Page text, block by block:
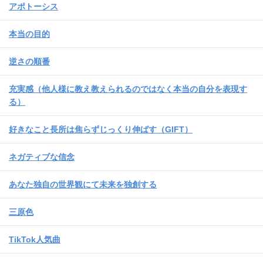
アポトーシス
本当の目的
逆さの順番
充実感（他人様に教え教えられるのではなく本当の自分を表現す
る）
好きなこと長所は焦らずじっくり伸ばす（GIFT）
ネガティブな信念
あなた独自の世界観にて未来を独創する
三原色
TikTok人気曲